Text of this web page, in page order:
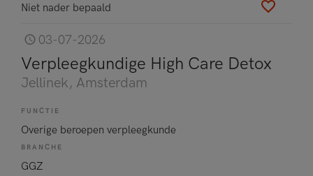
Niet nader bepaald
03-07-2026
Verpleegkundige High Care Detox
Jellinek, Amsterdam
FUNCTIE
Overige beroepen verpleegkunde
BRANCHE
GGZ